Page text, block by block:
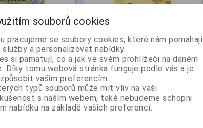
40 Kč
detail
10 Kč
7 Kč
KOUPIT
souborů cookies
pracujeme se soubory cookies, které nám pomáhají
a personalizovat nabídky.
si pamatují, co a jak ve svém prohlížeči na daném
Díky tomu webová stránka funguje podle vás a je
vašim preferencím.
typů souborů může mít vliv na vaši
s naším webem, také nebudeme schopni
nabídku na základě vašich preferencí.